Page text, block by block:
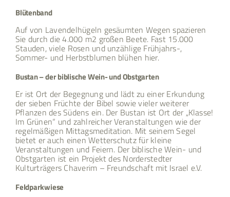
Blütenband
Auf von Lavendelhügeln gesäumten Wegen spazieren
Sie durch die 4.000 m2 großen Beete. Fast 15.000
Stauden, viele Rosen und unzählige Frühjahrs-,
Sommer- und Herbstblumen blühen hier.
Bustan – der biblische Wein- und Obstgarten
Er ist Ort der Begegnung und lädt zu einer Erkundung
der sieben Früchte der Bibel sowie vieler weiterer
Pflanzen des Südens ein. Der Bustan ist Ort der „Klasse!
Im Grünen“ und zahlreicher Veranstaltungen wie der
regelmäßigen Mittagsmeditation. Mit seinem Segel
bietet er auch einen Wetterschutz für kleine
Veranstaltungen und Feiern. Der biblische Wein- und
Obstgarten ist ein Projekt des Norderstedter
Kulturträgers Chaverim – Freundschaft mit Israel e.V.
Feldparkwiese